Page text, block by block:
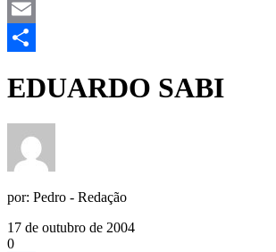
Mastodon
Email
EDUARDO SABI
por: Pedro - Redação
17 de outubro de 2004
0